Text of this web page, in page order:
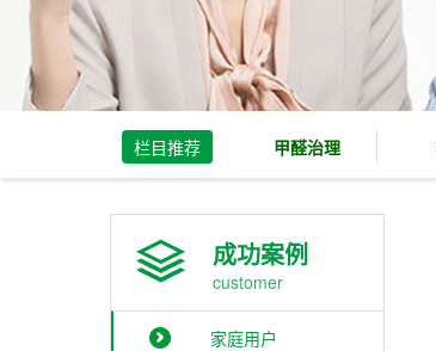
栏目推荐 甲醛治理
成功案例
customer
家庭用户